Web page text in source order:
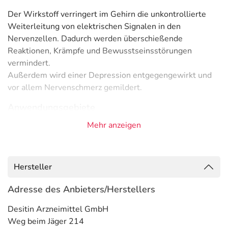
Der Wirkstoff verringert im Gehirn die unkontrollierte
Weiterleitung von elektrischen Signalen in den
Nervenzellen. Dadurch werden überschießende
Reaktionen, Krämpfe und Bewusstseinsstörungen
vermindert.
Außerdem wird einer Depression entgegengewirkt und
vor allem Nervenschmerz gemildert.
- Epilepsie, fokal, sekundär generalisiert (erst lokal, dann
- Schlaf-Epilepsie, generalisiert (den ganzen Körper
- Epilepsie (den ganzen Körper betreffende Anfälle) im
Schlaf oder Wachsein
Mehr anzeigen
Hersteller
Adresse des Anbieters/Herstellers
Desitin Arzneimittel GmbH
Weg beim Jäger 214